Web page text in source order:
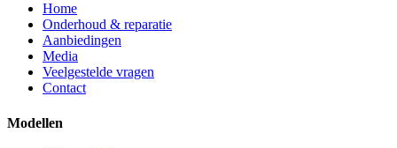
Home
Onderhoud & reparatie
Aanbiedingen
Media
Veelgestelde vragen
Contact
Modellen